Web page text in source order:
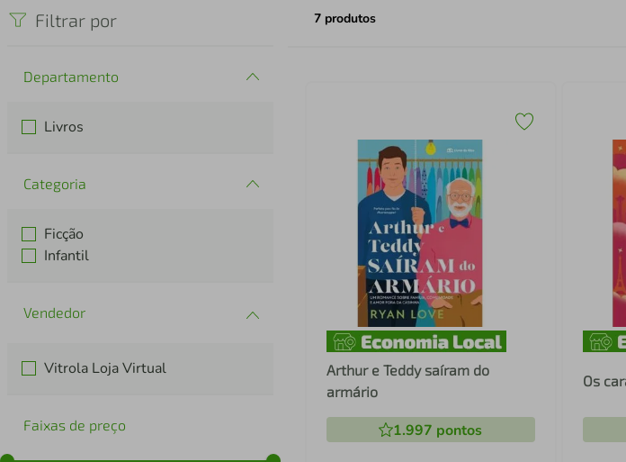
Filtrar por
Departamento
Livros
Categoria
Ficção
Infantil
Vitrola Loja Virtual
Faixas de preço
7 produtos
Arthur e Teddy saíram do
armário
1.997 pontos
Os